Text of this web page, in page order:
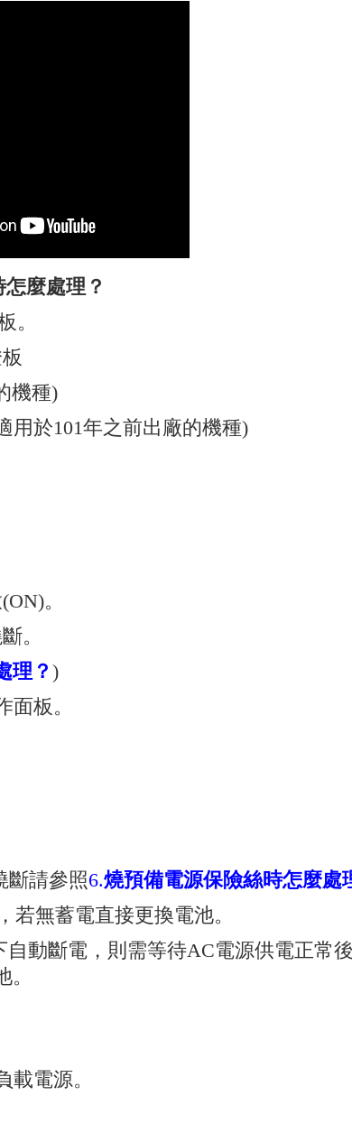
麼處理？
。
機種)
於101年之前出廠的機種)
。
。
理？ )
板。
斷請參照6.燒預備電源保險絲時怎麼處
無蓄電直接更換電池。
動斷電，則需等待AC電源供電正常
電源。